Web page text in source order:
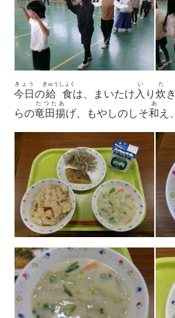
今日
きょう
の給食
きゅうしょく
は、まいたけ入
い
り炊
た
き
らの竜田揚
たつたあ
げ、もやしのしそ和
あ
え、